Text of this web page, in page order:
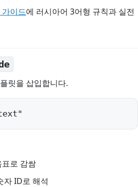
이드에 러시아어 3어형 규칙과 실전
릿을 삽입합니다.
로 감쌈
자 ID로 해석